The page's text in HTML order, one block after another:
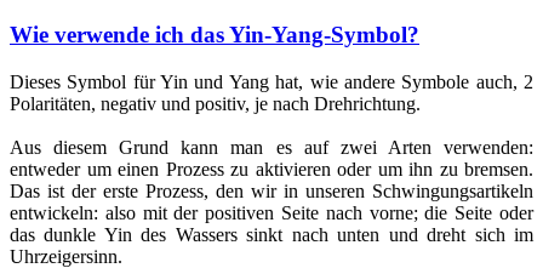
Wie verwende ich das Yin-Yang-Symbol?
Dieses Symbol für Yin und Yang hat, wie andere Symbole auch, 2
Polaritäten, negativ und positiv, je nach Drehrichtung.
Aus diesem Grund kann man es auf zwei Arten verwenden:
entweder um einen Prozess zu aktivieren oder um ihn zu bremsen.
Das ist der erste Prozess, den wir in unseren Schwingungsartikeln
entwickeln: also mit der positiven Seite nach vorne; die Seite oder
das dunkle Yin des Wassers sinkt nach unten und dreht sich im
Uhrzeigersinn.